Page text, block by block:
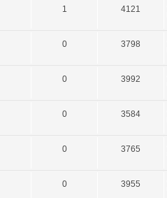
1 4121
0 3798
0 3992
0 3584
0 3765
0 3955